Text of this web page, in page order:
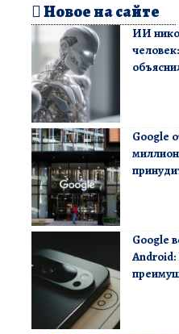
Новое на сайте
ИИ
Google
Google
Android: